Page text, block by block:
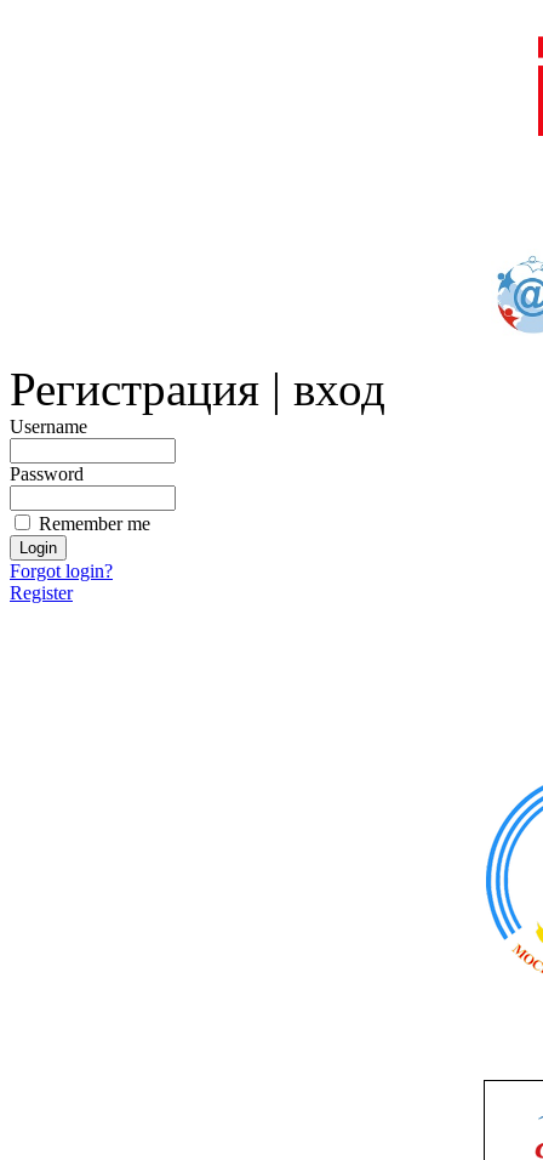
Регистрация | вход
Username
Password
Remember me
Forgot login?
Register